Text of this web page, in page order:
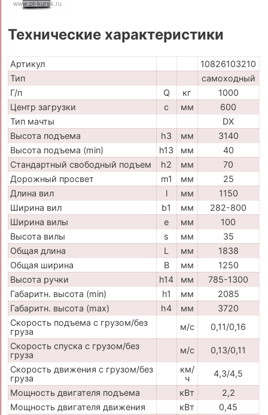
Технические характеристики
Артикул
10826103210
Тип
самоходный
Г/п
Q кг
1000
Центр загрузки
c мм
600
Тип мачты
DX
Высота подъема
h3 мм
3140
Высота подъема (min)
h13 мм
40
Стандартный свободный подъем
h2 мм
70
Дорожный просвет
m1 мм
25
Длина вил
l мм
1150
Ширина вил
b1 мм
282-800
Ширина вилы
e мм
100
Высота вилы
s мм
35
Общая длина
L мм
1838
Общая ширина
B мм
1250
Высота ручки
h14 мм
785-1300
Габаритн. высота (min)
h1 мм
2085
Габаритн. высота (max)
h4 мм
3720
Скорость подъема с грузом/без
груза
м/с
0,11/0,16
Скорость спуска с грузом/без
груза
м/с
0,13/0,11
Скорость движения с грузом/без
груза
км/
ч
4,3/4,5
Мощность двигателя подъема
кВт
2,2
Мощность двигателя движения
кВт
0,45